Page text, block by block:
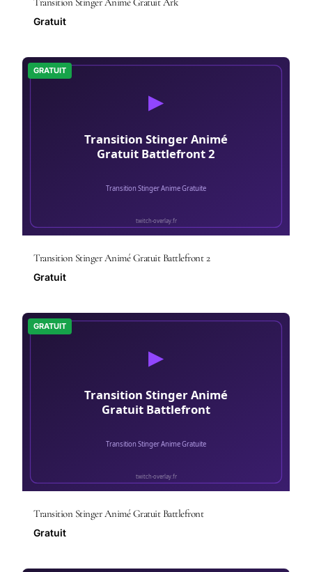
Gratuit
GRATUIT
Transition Stinger Animé Gratuit Battlefront 2
Gratuit
GRATUIT
Transition Stinger Animé Gratuit Battlefront
Gratuit